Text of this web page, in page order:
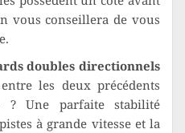
vous conseillera de vous
doubles directionnels
les deux précédents
? Une parfaite stabilité
à grande vitesse et la